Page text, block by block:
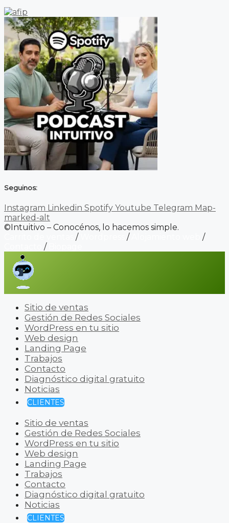
Seguinos:
Instagram Linkedin Spotify Youtube Telegram Map-
marked-alt
©Intuitivo – Conocénos, lo hacemos simple.
/ /
/
/
Sitio de ventas
Gestión de Redes Sociales
WordPress en tu sitio
Web design
Landing Page
Trabajos
Contacto
Diagnóstico digital gratuito
Noticias
CLIENTES
Sitio de ventas
Gestión de Redes Sociales
WordPress en tu sitio
Web design
Landing Page
Trabajos
Contacto
Diagnóstico digital gratuito
Noticias
CLIENTES